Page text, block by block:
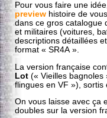
Pour vous faire une
preview histoire de
dans ce gros catalogue
et militaires (voitures,
descriptions détaillées
format « SR4A ».
La version française
Lot (« Vieilles bagnoles
flingues en VF »), sortis
On vous laisse avec ça
doubles sur la version